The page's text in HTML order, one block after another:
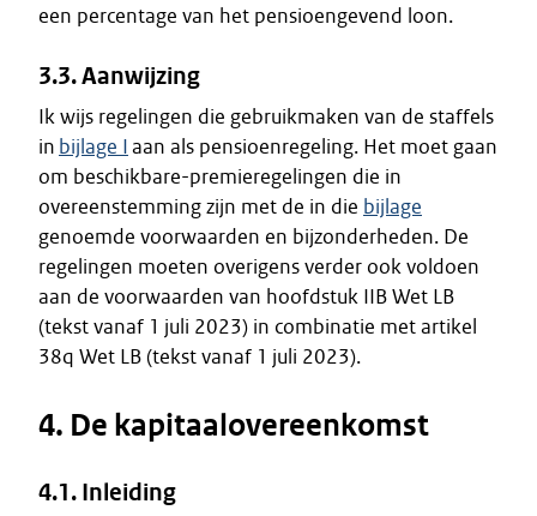
een percentage van het pensioengevend loon.
3.3. Aanwijzing
Ik wijs regelingen die gebruikmaken van de staffels
in bijlage Iaan als pensioenregeling. Het moet gaan
om beschikbare-premieregelingen die in
overeenstemming zijn met de in die bijlage
genoemde voorwaarden en bijzonderheden. De
regelingen moeten overigens verder ook voldoen
aan de voorwaarden van hoofdstuk IIB Wet LB
(tekst vanaf 1 juli 2023) in combinatie met artikel
38q Wet LB (tekst vanaf 1 juli 2023).
4. De kapitaalovereenkomst
4.1. Inleiding